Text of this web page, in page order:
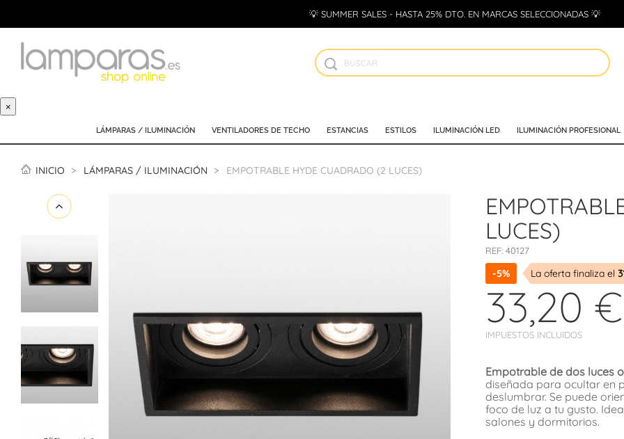
💡 SUMMER SALES - HASTA 25% DTO. EN MARCAS SELECCIONADAS 💡
×
LÁMPARAS / ILUMINACIÓN VENTILADORES DE TECHO ESTANCIAS ESTILOS ILUMINACIÓN LED ILUMINACIÓN PROFESIONAL
INICIO LÁMPARAS / ILUMINACIÓN EMPOTRABLE HYDE CUADRADO (2 LUCES)
LUCES)
REF: 40127
-5% La oferta finaliza el
33,20 €
IMPUESTOS INCLUIDOS
Empotrable de dos luces
diseñada para ocultar en
deslumbrar. Se puede
foco de luz a tu gusto.
salones y dormitorios.